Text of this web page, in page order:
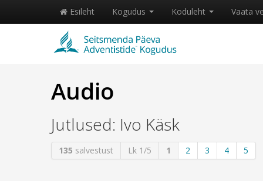
Esileht Kogudus Koduleht Vaata
Audio
Jutlused: Ivo Käsk
135 salvestust Lk 1/5 1 2 3 4 5